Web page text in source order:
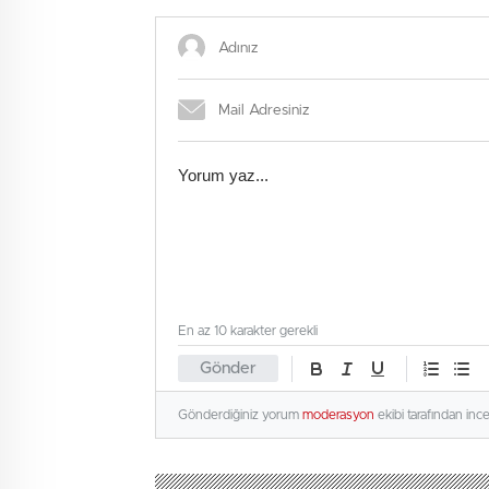
Gönder
En az 10 karakter gerekli
Gönderdiğiniz yorum moderasyon ekibi tarafından